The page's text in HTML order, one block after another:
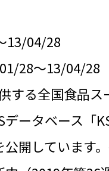
13/04/28
28～13/04/28
する全国食品
ータベース「
開しています